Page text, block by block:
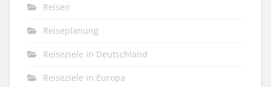
Reisen
Reiseplanung
Reiseziele in Deutschland
Reiseziele in Europa